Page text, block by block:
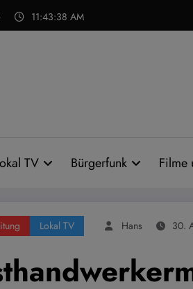
11:43:39 AM
TV Bürgerfunk Filme
Lokal TV Hans 30.